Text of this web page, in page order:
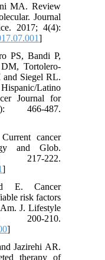
MA. Review
Journal
2017; 4(4):
PS, Bandi P,
DM, Tortolero-
and Siegel RL.
Hispanic/Latino
Journal for
466-487.
Current cancer
and Glob.
217-222.
E. Cancer
risk factors
Am. J. Lifestyle
200-210.
and Jazirehi AR.
therapy of